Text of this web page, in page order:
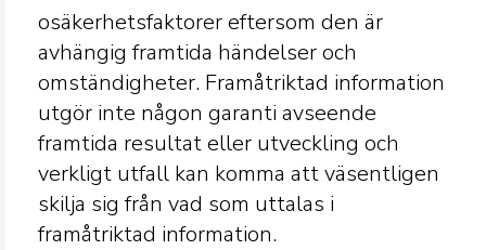
osäkerhetsfaktorer eftersom den är
avhängig framtida händelser och
omständigheter. Framåtriktad information
utgör inte någon garanti avseende
framtida resultat eller utveckling och
verkligt utfall kan komma att väsentligen
skilja sig från vad som uttalas i
framåtriktad information.